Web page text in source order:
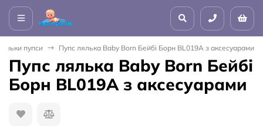
пупси Пупс лялька Baby Born Бейбі Борн BL019A з аксесуарами
Пупс лялька Baby Born Бейбі
Борн BL019A з аксесуарами